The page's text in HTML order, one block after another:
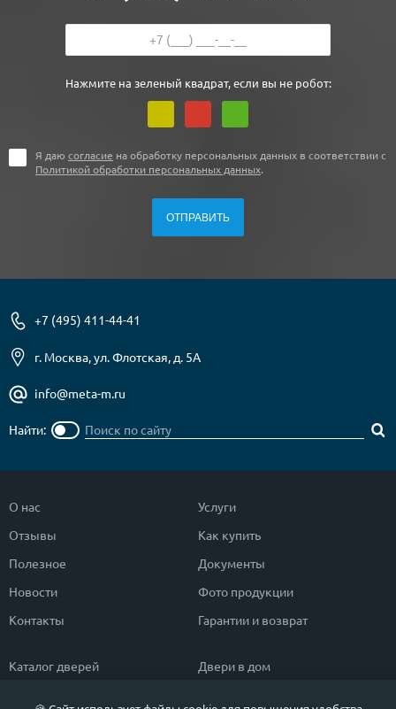
Нажмите на зеленый квадрат, если вы не робот:
Я даю согласие на обработку персональных данных в соответствии с
Политикой обработки персональных данных.
+7 (495) 411-44-41
г. Москва, ул. Флотская, д. 5А
info@meta-m.ru
Найти:
О нас
Отзывы
Полезное
Новости
Контакты
Услуги
Как купить
Документы
Фото продукции
Гарантии и возврат
Каталог дверей
Двери в дом